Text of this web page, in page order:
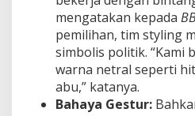
mengatakan kepada
pemilihan, tim styling
simbolis politik. “Kami
warna netral seperti
abu,” katanya.
Bahaya Gestur: